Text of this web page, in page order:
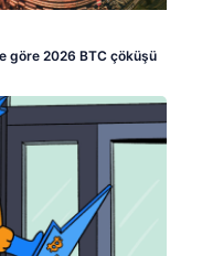
göre 2026 BTC çöküşü